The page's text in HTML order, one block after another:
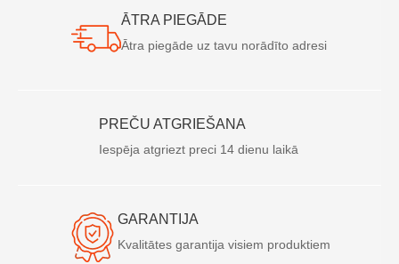
ĀTRA PIEGĀDE
Ātra piegāde uz tavu norādīto adresi
PREČU ATGRIEŠANA
Iespēja atgriezt preci 14 dienu laikā
GARANTIJA
Kvalitātes garantija visiem produktiem